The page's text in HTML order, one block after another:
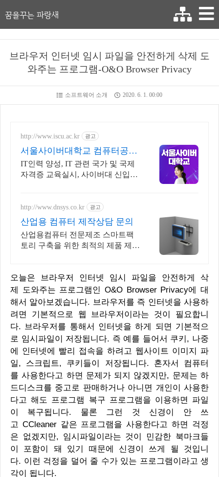
꿈을꾸는 파랑새
브라우저 인터넷 임시 파일을 안전하게 삭제 도
와주는 프로그램-O&O Browser Privacy
소프트웨어 소개 2020. 6. 1. 00:00
http://www.iscu.ac.kr 광고
서울사이버대학교 컴퓨터공학
과 2026 가을학기 신편입생
IT인력 양성, IT 관련 국가 및 국제
자격증 교육실시, 사이버대 신입생
http://www.dnsys.co.kr 광고
산업용 컴퓨터 제작상담 문의
산업용컴퓨터 전문제조 스마트팩
토리 구축을 위한 최적의 제품 제조
오늘은 브라우저 인터넷 임시 파일을 안전하게 삭
제 도와주는 프로그램인 O&O Browser Privacy에 대
해서 알아보겠습니다. 브라우저를 즉 인터넷을 사용하
려면 기본적으로 웹 브라우저이라는 것이 필요합니
다. 브라우저를 통해서 인터넷을 하게 되면 기본적으
로 임시파일이 저장됩니다. 즉 예를 들어서 쿠키, 나중
에 인터넷에 빨리 접속을 하려고 웹사이트 이미지 파
일, 스크립트, 쿠키들이 저장됩니다. 혼자서 컴퓨터
를 사용한다고 하면 문제가 되지 않겠지만, 문제는 하
드디스크를 중고로 판매하거나 아니면 개인이 사용한
다고 해도 프로그램 복구 프로그램을 이용하면 파일
이 복구됩니다. 물론 그런 것 신경이 안 쓰
고 CCleaner 같은 프로그램을 사용한다고 하면 걱정
은 없겠지만, 임시파일이라는 것이 민감한 북마크들
이 포함이 돼 있기 때문에 신경이 쓰게 될 것입니
다. 이런 걱정을 덜어 줄 수가 있는 프로그램이라고 생
각이 됩니다.